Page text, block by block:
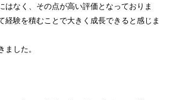
はなく、その点が高い評価となっておりま
経験を積むことで大きく成長できると感じま
ました。